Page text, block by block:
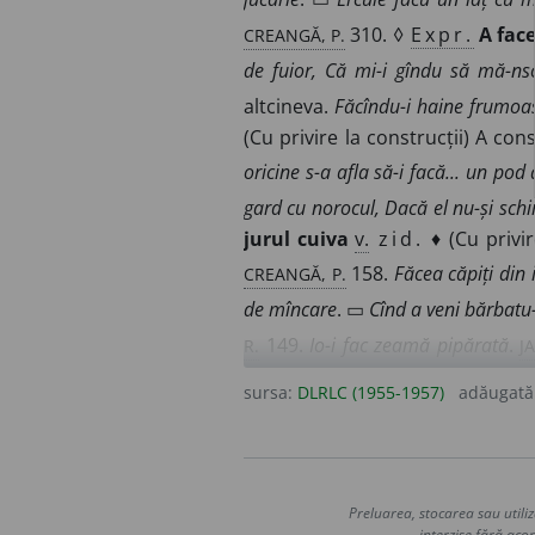
CREANGĂ, P. 310. ◊ Expr. A face
de fuior, Că mi-i gîndu să mă-nsor
altcineva.Făcîndu-i haine
(Cu privire la construcții) A
oricine s-a afla să-i facă... un pod
gard cu norocul, Dacă el nu-și
jurul cuiva v. zid. ♦ (Cu
CREANGĂ, P. 158. Făcea căpiți din
de mîncare. ▭ Cînd a veni
R.
149. Io-i fac zeamă pipărată
Ușor îi a zice plăcinte, da mult îi
Ne fac legi și ne pun biruri, ne
sursa: DLRLC (1955-1957)
Preluarea, stocarea sau